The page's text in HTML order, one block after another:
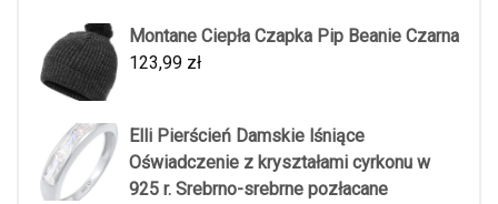
Montane Ciepła Czapka Pip Beanie Czarna
123,99 zł
Elli Pierścień Damskie lśniące
Oświadczenie z kryształami cyrkonu w
925 r. Srebrno-srebrne pozłacane